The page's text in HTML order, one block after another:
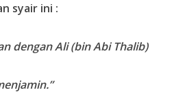
syair ini :
dengan Ali (bin Abi Thalib)